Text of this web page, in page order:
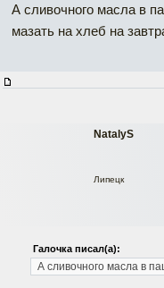
А сливочного масла в
мазать на хлеб на
NatalyS
Липецк
Галочка писал(а):
А сливочного масла в